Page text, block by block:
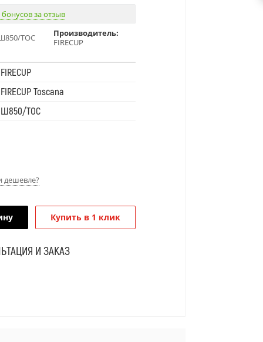
за отзыв
ТОС
Производитель:
FIRECUP
FIRECUP
FIRECUP Toscana
Ш850/ТОС
Купить в 1 клик
И ЗАКАЗ